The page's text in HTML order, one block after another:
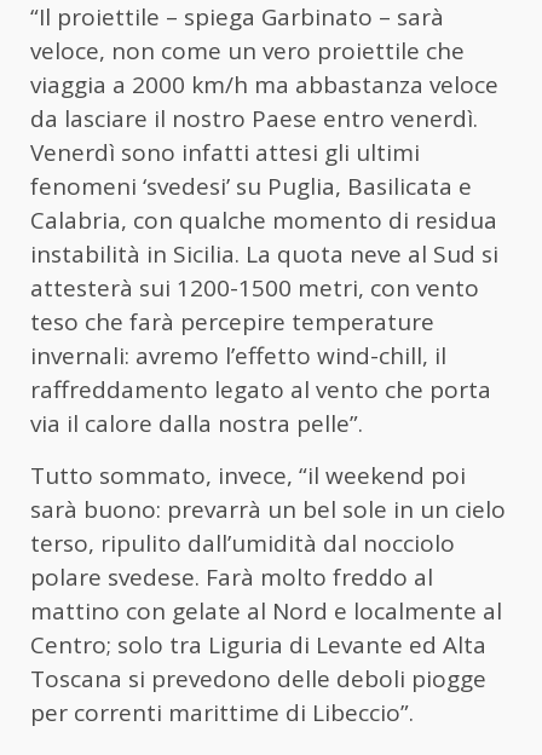
“Il proiettile – spiega Garbinato – sarà
veloce, non come un vero proiettile che
viaggia a 2000 km/h ma abbastanza veloce
da lasciare il nostro Paese entro venerdì.
Venerdì sono infatti attesi gli ultimi
fenomeni ‘svedesi’ su Puglia, Basilicata e
Calabria, con qualche momento di residua
instabilità in Sicilia. La quota neve al Sud si
attesterà sui 1200-1500 metri, con vento
teso che farà percepire temperature
invernali: avremo l’effetto wind-chill, il
raffreddamento legato al vento che porta
via il calore dalla nostra pelle”.
Tutto sommato, invece, “il weekend poi
sarà buono: prevarrà un bel sole in un cielo
terso, ripulito dall’umidità dal nocciolo
polare svedese. Farà molto freddo al
mattino con gelate al Nord e localmente al
Centro; solo tra Liguria di Levante ed Alta
Toscana si prevedono delle deboli piogge
per correnti marittime di Libeccio”.